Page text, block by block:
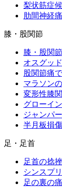
梨状筋症
肋間神経
膝・股関節
膝・股関
オスグッ
股関節痛
マラソン
変形性膝
グローイ
ジャンパ
半月板損
足・足首
足首の捻
シンスプ
足の裏の